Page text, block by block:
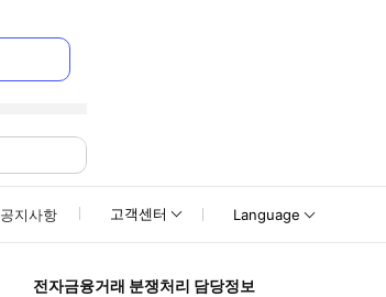
공지사항 고객센터 Language
전자금융거래 분쟁처리 담당정보